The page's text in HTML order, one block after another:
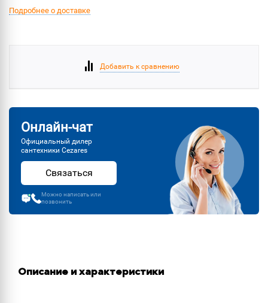
Подробнее о доставке
Добавить к сравнению
Онлайн-чат
Официальный дилер
сантехники Cezares
Связаться
Можно написать или
позвонить
Описание и характеристики